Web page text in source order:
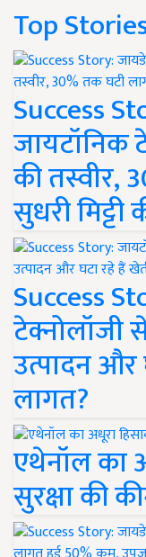
Top
Success
जायटॉनिक
की तस्वीर,
सुधरी
Success
टेक्नोलॉजी
उत्पादन
लागत?
एथेनॉल का
सुरक्षा की